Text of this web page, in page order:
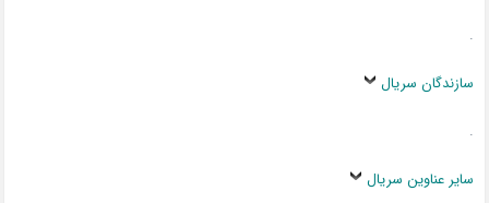
.
سازندگان سریال
.
سایر عناوین سریال